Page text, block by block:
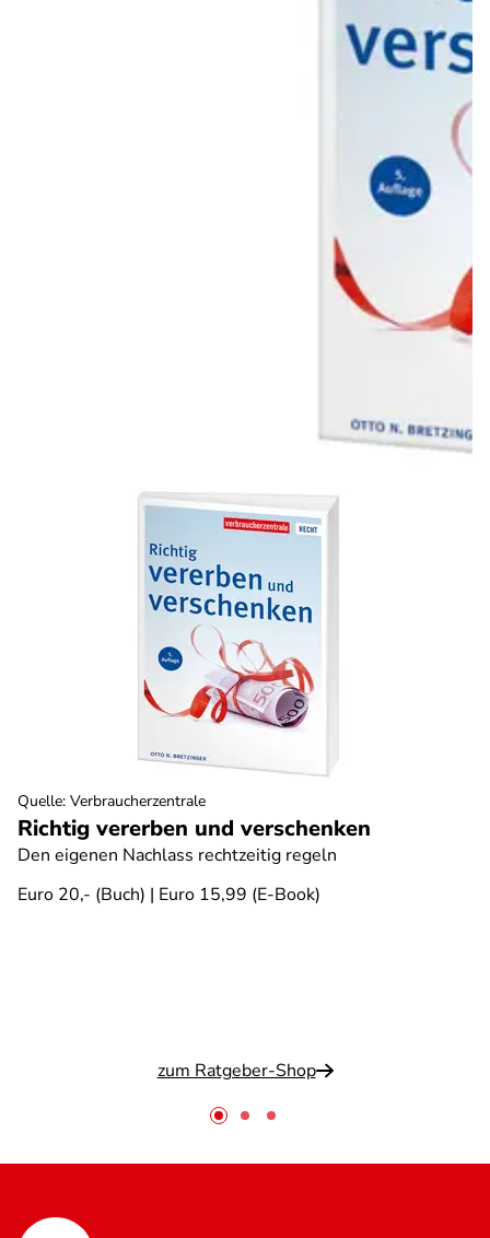
Richtig vererben und verschenken
Den eigenen Nachlass rechtzeitig regeln
Euro 20,- (Buch) | Euro 15,99 (E-Book)
zum Ratgeber-Shop
Quelle: Verbraucherzentrale